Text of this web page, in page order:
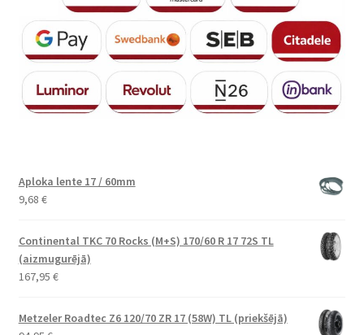
Aploka lente 17 / 60mm
9,68 €
Continental TKC 70 Rocks (M+S) 170/60 R 17 72S TL
(aizmugurējā)
167,95 €
Metzeler Roadtec Z6 120/70 ZR 17 (58W) TL (priekšējā)